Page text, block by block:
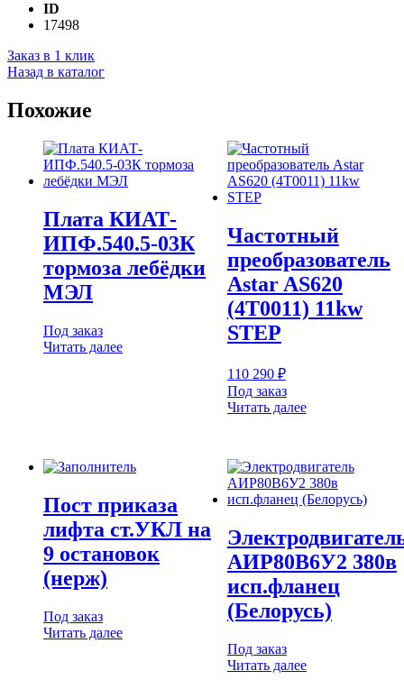
ID
17498
Заказ в 1 клик
Назад в каталог
Похожие
Плата КИАТ-
ИПФ.540.5-03К
тормоза лебёдки
МЭЛ
Под заказ
Читать далее
Частотный
преобразователь
Astar AS620
(4T0011) 11kw
STEP
110 290 ₽
Под заказ
Читать далее
Пост приказа
лифта ст.УКЛ на
9 остановок
(нерж)
Под заказ
Читать далее
АИР80В6У2 380в
исп.фланец
(Белорусь)
Под заказ
Читать далее